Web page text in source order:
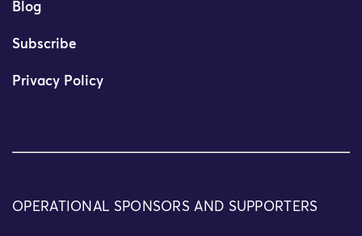
Blog
Subscribe
Privacy Policy
OPERATIONAL SPONSORS AND SUPPORTERS